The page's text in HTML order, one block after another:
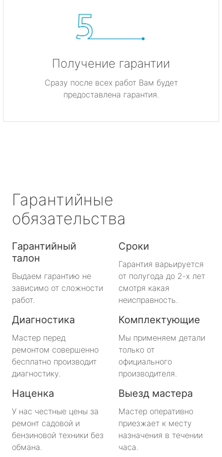
Получение гарантии
Сразу после всех работ Вам будет
предоставлена гарантия.
Гарантийные
обязательства
Гарантийный
талон
Выдаем гарантию не
зависимо от сложности
работ.
Сроки
Гарантия варьируется
от полугода до 2-х лет
смотря какая
неисправность.
Диагностика
Мастер перед
ремонтом совершенно
бесплатно производит
диагностику.
Комплектующие
Мы применяем детали
только от
официального
производителя.
Наценка
У нас честные цены за
ремонт садовой и
бензиновой техники без
обмана.
Выезд мастера
Мастер оперативно
приезжает к месту
назначения в течении
часа.